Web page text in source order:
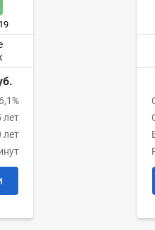
лет
лет